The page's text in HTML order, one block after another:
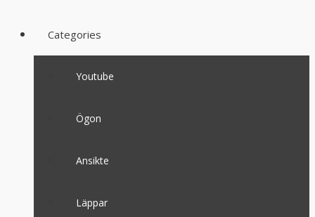
Categories
Youtube
Ögon
Ansikte
Läppar